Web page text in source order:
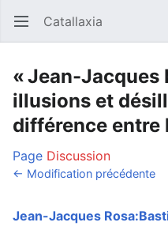
Ouvrir le menu principal Catallaxia
« Jean-Jacques
illusions et
différence entre
Page Discussion
← Modification précédente
Jean-Jacques